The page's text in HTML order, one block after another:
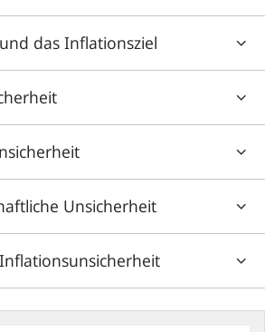
das Inflationsziel
Unsicherheit